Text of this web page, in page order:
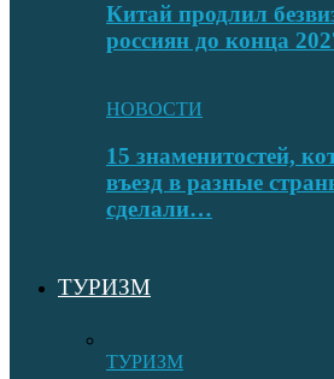
Китай продлил
россиян до конца
НОВОСТИ
15 знаменитостей,
въезд в разные
сделали…
ТУРИЗМ
ТУРИЗМ